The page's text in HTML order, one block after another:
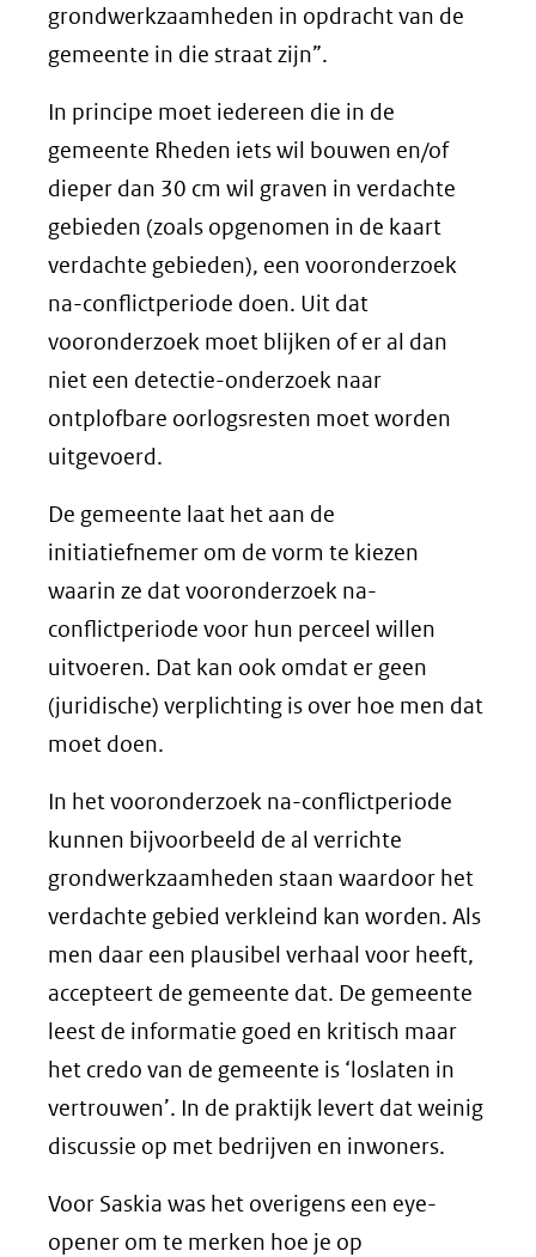
website)
grondwerkzaamheden in opdracht van de
gemeente in die straat zijn”.
In principe moet iedereen die in de
gemeente Rheden iets wil bouwen en/of
dieper dan 30 cm wil graven in verdachte
gebieden (zoals opgenomen in de kaart
verdachte gebieden), een vooronderzoek
na-conflictperiode doen. Uit dat
vooronderzoek moet blijken of er al dan
niet een detectie-onderzoek naar
ontplofbare oorlogsresten moet worden
uitgevoerd.
De gemeente laat het aan de
initiatiefnemer om de vorm te kiezen
waarin ze dat vooronderzoek na-
conflictperiode voor hun perceel willen
uitvoeren. Dat kan ook omdat er geen
(juridische) verplichting is over hoe men dat
moet doen.
In het vooronderzoek na-conflictperiode
kunnen bijvoorbeeld de al verrichte
grondwerkzaamheden staan waardoor het
verdachte gebied verkleind kan worden. Als
men daar een plausibel verhaal voor heeft,
accepteert de gemeente dat. De gemeente
leest de informatie goed en kritisch maar
het credo van de gemeente is ‘loslaten in
vertrouwen’. In de praktijk levert dat weinig
discussie op met bedrijven en inwoners.
Voor Saskia was het overigens een eye-
opener om te merken hoe je op